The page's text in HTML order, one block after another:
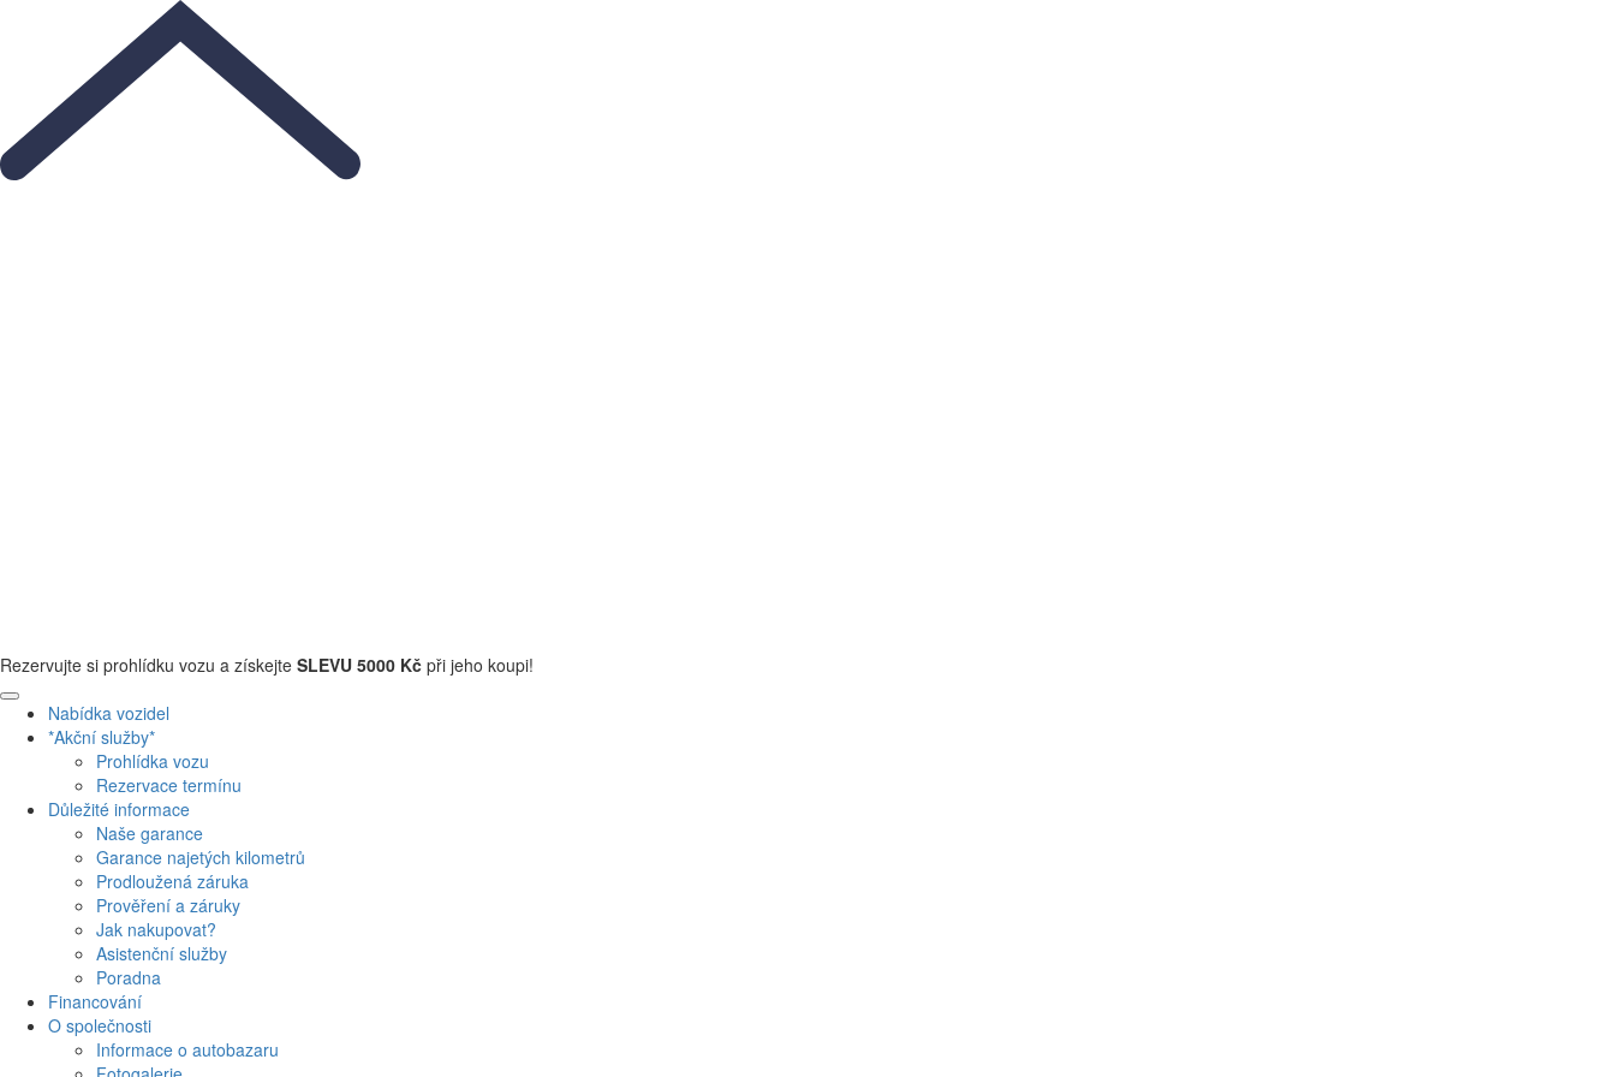
Rezervujte si prohlídku vozu a získejte SLEVU 5000 Kč při jeho koupi!
Nabídka vozidel
*Akční služby*
Prohlídka vozu
Rezervace termínu
Důležité informace
Naše garance
Garance najetých kilometrů
Prodloužená záruka
Prověření a záruky
Jak nakupovat?
Asistenční služby
Poradna
Financování
O společnosti
Informace o autobazaru